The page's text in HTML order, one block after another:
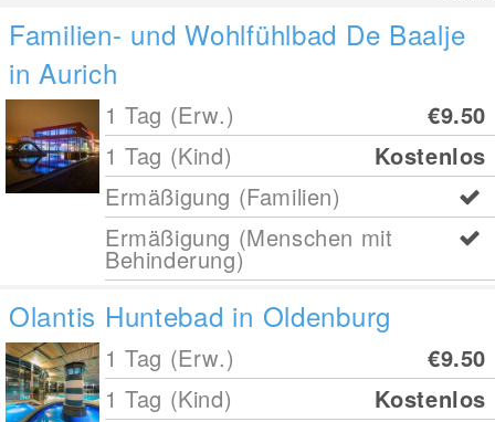
Familien- und Wohlfühlbad De Baalje
in Aurich
1 Tag (Erw.)
€9.50
1 Tag (Kind)
Kostenlos
Ermäßigung (Familien)
Ermäßigung (Menschen mit
Behinderung)
Olantis Huntebad in Oldenburg
1 Tag (Erw.)
€9.50
1 Tag (Kind)
Kostenlos